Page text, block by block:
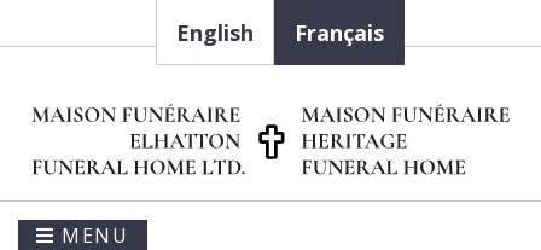
English Français
MENU